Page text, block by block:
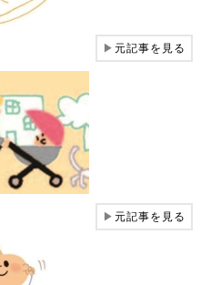
▶元記事を見る
▶元記事を見る